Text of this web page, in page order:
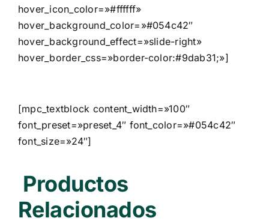
hover_icon_color=»#ffffff»
hover_background_color=»#054c42″
hover_background_effect=»slide-right»
hover_border_css=»border-color:#9dab31;»]
[mpc_textblock content_width=»100″
font_preset=»preset_4″ font_color=»#054c42″
font_size=»24″]
Productos
Relacionados